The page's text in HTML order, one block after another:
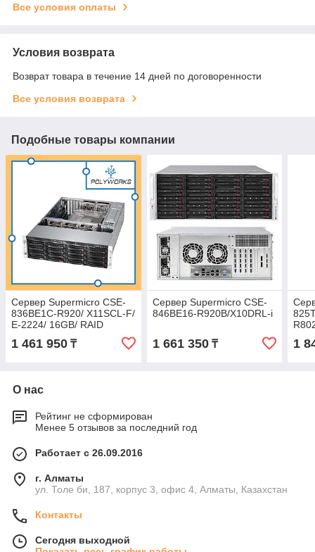
Все условия оплаты
Условия возврата
Возврат товара в течение 14 дней по договоренности
Все условия возврата
Подобные товары компании
Сервер Supermicro CSE-
836BE1С-R920/ X11SCL-F/
E-2224/ 16GB/ RAID
MR9440-8i/ 2xGLAN/
1 461 950 ₸
Сервер Supermicro CSE-
846BE16-R920B/X10DRL-i
1 661 350₸ 1
О нас
Рейтинг не сформирован
Менее 5 отзывов за последний год
Работает с 26.09.2016
г. Алматы
ул. Толе би, 187, корпус 3, офис 4, Алматы, Казахстан
Контакты
Сегодня выходной